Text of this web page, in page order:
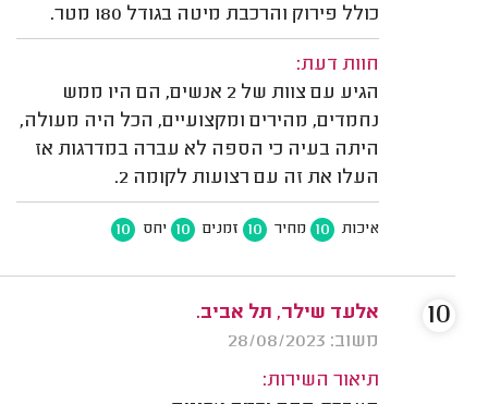
כולל פירוק והרכבת מיטה בגודל 180 מטר.
חוות דעת:
הגיע עם צוות של 2 אנשים, הם היו ממש
נחמדים, מהירים ומקצועיים, הכל היה מעולה,
היתה בעיה כי הספה לא עברה במדרגות אז
העלו את זה עם רצועות לקומה 2.
איכות 10 מחיר 10 זמנים 10 יחס 10
אלעד שילר, תל אביב.
משוב: 28/08/2023
תיאור השירות:
10